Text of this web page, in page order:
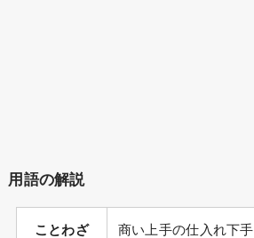
用語の解説
ことわざ 商い上手の仕入れ下手